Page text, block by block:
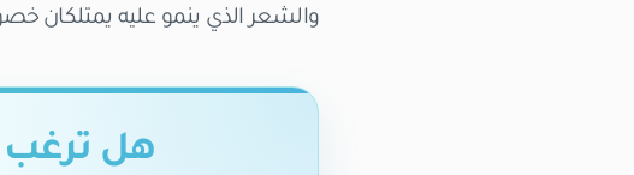
والشعر الذي ينمو عليه يمتلكان
هل ترغب